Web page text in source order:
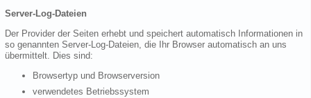
Server-Log-Dateien
Der Provider der Seiten erhebt und speichert automatisch Informationen in
so genannten Server-Log-Dateien, die Ihr Browser automatisch an uns
übermittelt. Dies sind:
Browsertyp und Browserversion
verwendetes Betriebssystem